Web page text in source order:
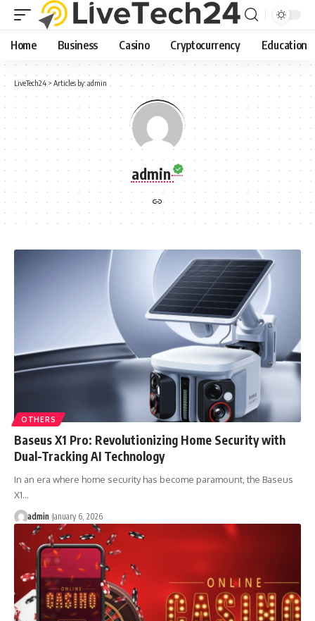
Home Business Casino Cryptocurrency Education
LiveTech24 > Articles by: admin
admin
OTHERS
Baseus X1 Pro: Revolutionizing Home Security with
Dual-Tracking AI Technology
In an era where home security has become paramount, the Baseus
X1…
admin January 6, 2026